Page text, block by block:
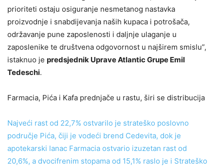
prioriteti ostaju osiguranje nesmetanog nastavka
proizvodnje i snabdijevanja naših kupaca i potrošača,
održavanje pune zaposlenosti i daljnje ulaganje u
zaposlenike te društvena odgovornost u najširem smislu”,
istaknuo je predsjednik Uprave Atlantic Grupe Emil
Tedeschi.
Farmacia, Pića i Kafa prednjače u rastu, širi se distribucija
Najveći rast od 22,7% ostvarilo je strateško poslovno
područje Pića, čiji je vodeći brend Cedevita, dok je
apotekarski lanac Farmacia ostvario izuzetan rast od
20,6%, a dvocifrenim stopama od 15,1% raslo je i Strateško